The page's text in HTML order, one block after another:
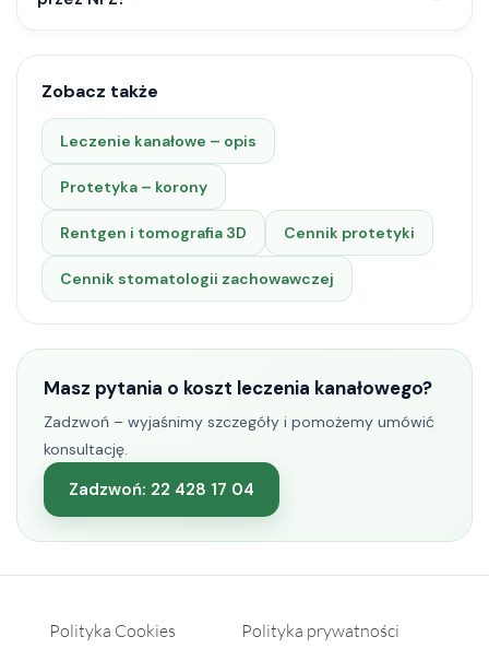
Zobacz także
Leczenie kanałowe – opis
Protetyka – korony
Rentgen i tomografia 3D Cennik protetyki
Cennik stomatologii zachowawczej
Masz pytania o koszt leczenia kanałowego?
Zadzwoń – wyjaśnimy szczegóły i pomożemy umówić
konsultację.
Zadzwoń: 22 428 17 04
Polityka Cookies Polityka prywatności